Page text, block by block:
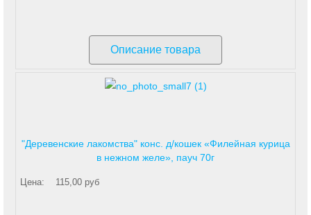
Описание товара
"Деревенские лакомства" конс. д/кошек «Филейная курица
в нежном желе», пауч 70г
Цена: 115,00 руб